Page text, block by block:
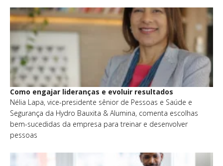
Como engajar lideranças e evoluir resultados
Nélia Lapa, vice-presidente sênior de Pessoas e Saúde e
Segurança da Hydro Bauxita & Alumina, comenta escolhas
bem-sucedidas da empresa para treinar e desenvolver
pessoas